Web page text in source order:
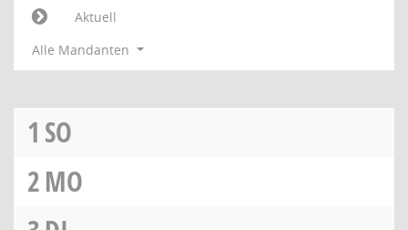
Aktuell
Alle Mandanten
1 SO
2MO